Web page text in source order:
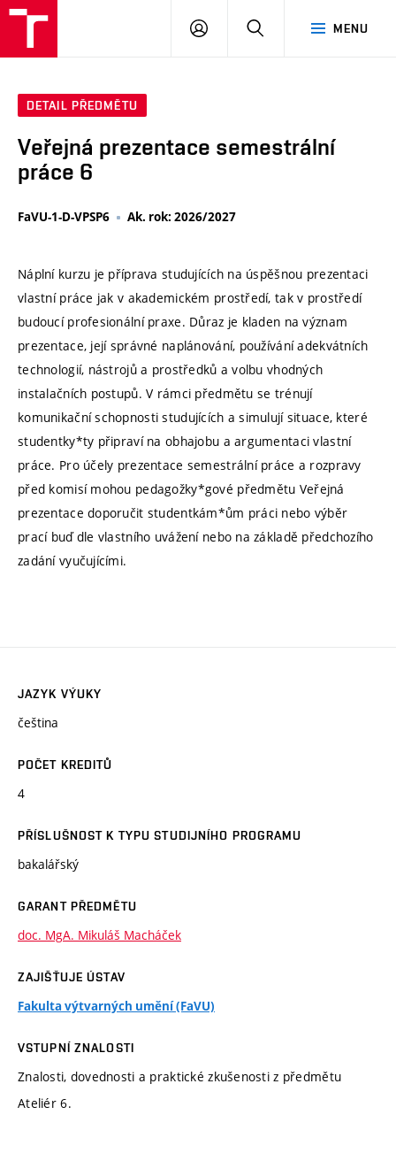
MENU
PŘIHLÁSIT
DETAIL PŘEDMĚTU
Veřejná prezentace semestrální
práce 6
FaVU-1-D-VPSP6 Ak. rok: 2026/2027
Náplní kurzu je příprava studujících na úspěšnou prezentaci
vlastní práce jak v akademickém prostředí, tak v prostředí
budoucí profesionální praxe. Důraz je kladen na význam
prezentace, její správné naplánování, používání adekvátních
technologií, nástrojů a prostředků a volbu vhodných
instalačních postupů. V rámci předmětu se trénují
komunikační schopnosti studujících a simulují situace, které
studentky*ty připraví na obhajobu a argumentaci vlastní
práce. Pro účely prezentace semestrální práce a rozpravy
před komisí mohou pedagožky*gové předmětu Veřejná
prezentace doporučit studentkám*ům práci nebo výběr
prací buď dle vlastního uvážení nebo na základě předchozího
zadání vyučujícími.
JAZYK VÝUKY
čeština
POČET KREDITŮ
4
PŘÍSLUŠNOST K TYPU STUDIJNÍHO PROGRAMU
bakalářský
GARANT PŘEDMĚTU
doc. MgA. Mikuláš Macháček
ZAJIŠŤUJE ÚSTAV
Fakulta výtvarných umění (FaVU)
VSTUPNÍ ZNALOSTI
Znalosti, dovednosti a praktické zkušenosti z předmětu
Ateliér 6.